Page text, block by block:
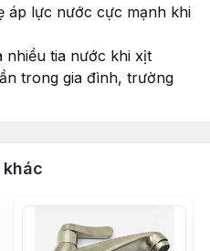
áp lực nước cực mạnh khi
nhiều tia nước khi xịt
trong gia đình, trường
khác